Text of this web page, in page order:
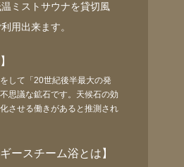
ミストサウナを貸切風
用出来ます。
して「20世紀後半最大の発
思議な鉱石です。天候石の効
させる働きがあると推測され
ースチーム浴とは】